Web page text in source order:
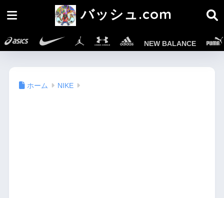
バッシュ.com
NEW BALANCE
ホーム NIKE